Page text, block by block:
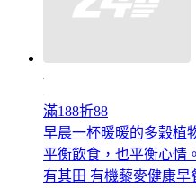
滿188折88
早晨一杯暖暖的多穀植
平衡飲食，也平衡心情。
有其田 有機藜麥健康